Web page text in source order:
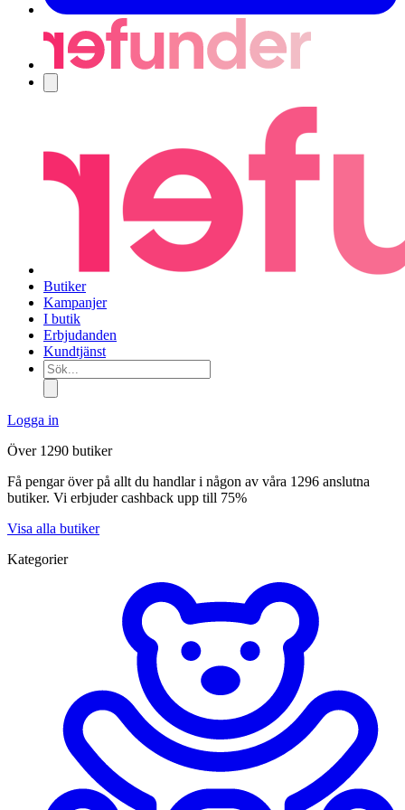
Butiker
Kampanjer
I butik
Erbjudanden
Kundtjänst
Sök...
Logga in
Över 1290 butiker
Få pengar över på allt du handlar i någon av våra 1296 anslutna
butiker. Vi erbjuder cashback upp till 75%
Visa alla butiker
Kategorier